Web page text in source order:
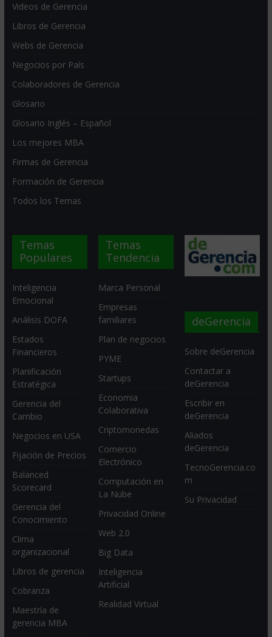
Videos de Gerencia
Libros de Gerencia
Webs de Gerencia
Negocios por País
Colaboradores de Gerencia
Glosario
Glosario Inglés – Español
Los mejores MBA
Firmas de Gerencia
Formación de Gerencia
Todos los Temas
Temas
Populares
Inteligencia
Emocional
Análisis DOFA
Estados
Financieros
Planificación
Estratégica
Gerencia del
Cambio
Negocios en USA
Fijación de Precios
Balanced
Scorecard
Gerencia del
Conocimiento
Clima
organizacional
Libros de gerencia
Cobranza
Maestría de
gerencia MBA
Temas
Tendencia
Marca Personal
Empresas
familiares
Plan de negocios
PYME
Startups
Economia
Colaborativa
Criptomonedas
Comercio
Electrónico
Computación en
La Nube
Privacidad Online
Web 2.0
Big Data
Inteligencia
Artificial
Realidad Virtual
deGerencia
Sobre deGerencia
Contactar a
deGerencia
Escribir en
deGerencia
Aliados
deGerencia
TecnoGerencia.co
m
Su Privacidad